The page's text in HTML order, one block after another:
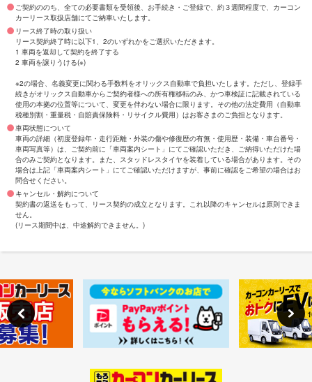
ご契約ののち、全ての必要書類を受領後、お手続き・ご登録で、約３週間程度で、カーコン
カーリース取扱店舗にてご納車いたします。
リース終了時の取り扱い
リース契約終了時に以下1、2のいずれかをご選択いただきます。
1 車両を返却して契約を終了する
2 車両を譲りうける(※)
※2の場合、名義変更に関わる手数料をオリックス自動車で負担いたします。ただし、登録手
続きがオリックス自動車からご契約者様への所有権移転のみ、かつ車検証に記載されている
使用の本拠の位置等について、変更を伴わない場合に限ります。その他の法定費用（自動車
税種別割・重量税・自賠責保険料・リサイクル費用）はお客さまのご負担となります。
車両状態について
車両の詳細（初度登録年・走行距離・外装の傷や修復歴の有無・使用歴・装備・車台番号・
車両写真等）は、ご契約前に「車両案内シート」にてご確認いただき、ご納得いただけた場
合のみご契約となります。また、スタッドレスタイヤを装着している場合があります。その
場合は上記「車両案内シート」にてご確認いただけますが、事前に確認をご希望の場合はお
問合せください。
キャンセル・解約について
契約書の返送をもって、リース契約の成立となります。これ以降のキャンセルは原則できま
せん。
(リース期間中は、中途解約できません。)